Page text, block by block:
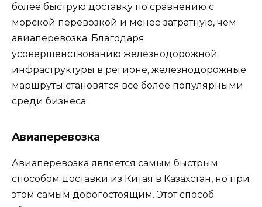
более быструю доставку по сравнению с
морской перевозкой и менее затратную, чем
авиаперевозка. Благодаря
усовершенствованию железнодорожной
инфраструктуры в регионе, железнодорожные
маршруты становятся все более популярными
среди бизнеса.
Авиаперевозка
Авиаперевозка является самым быстрым
способом доставки из Китая в Казахстан, но при
этом самым дорогостоящим. Этот способ